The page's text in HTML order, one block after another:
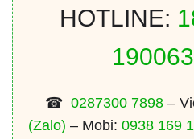
HOTLINE:
☎ 0287300 7898–
(Zalo) – Mobi: 0938 169